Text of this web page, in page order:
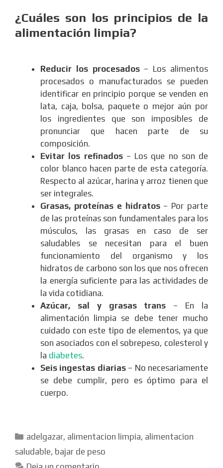
¿Cuáles son los principios de la
alimentación limpia?
Reducir los procesados– Los alimentos
procesados o manufacturados se pueden
identificar en principio porque se venden en
lata, caja, bolsa, paquete o mejor aún por
los ingredientes que son imposibles de
pronunciar que hacen parte de su
composición.
Evitar los refinados – Los que no son de
color blanco hacen parte de esta categoría.
Respecto al azúcar, harina y arroz tienen que
ser integrales.
Grasas, proteínas e hidratos – Por parte
de las proteínas son fundamentales para los
músculos, las grasas en caso de ser
saludables se necesitan para el buen
funcionamiento del organismo y los
hidratos de carbono son los que nos ofrecen
la energía suficiente para las actividades de
la vida cotidiana.
Azúcar, sal y grasas trans – En la
alimentación limpia se debe tener mucho
cuidado con este tipo de elementos, ya que
son asociados con el sobrepeso, colesterol y
la diabetes.
Seis ingestas diarias – No necesariamente
se debe cumplir, pero es óptimo para el
cuerpo.
Categorías
adelgazar, alimentacion limpia, alimentacion
saludable, bajar de peso